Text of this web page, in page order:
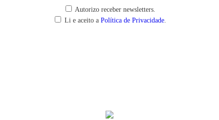
Autorizo receber newsletters.
Li e aceito a Política de Privacidade